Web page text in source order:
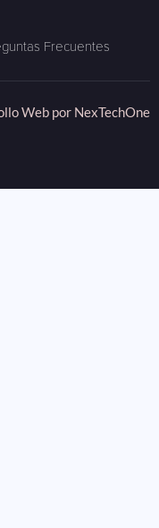
Frecuentes
Web por NexTechOne